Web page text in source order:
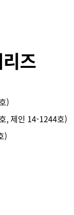
즈
)
, 제인 14-1244호)
)